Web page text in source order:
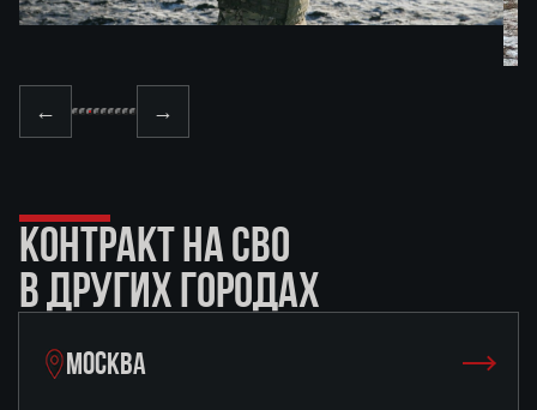
← →
КОНТРАКТ НА СВО
В ДРУГИХ ГОРОДАХ
МОСКВА